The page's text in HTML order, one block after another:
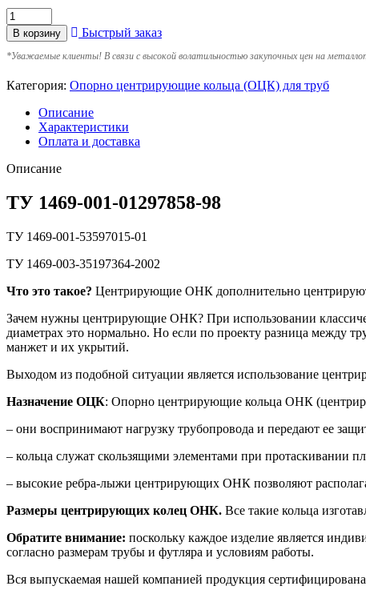
В корзину Быстрый заказ
*Уважаемые клиенты! В связи с высокой волатильностью закупочных цен на
Категория: Опорно центрирующие кольца (ОЦК) для труб
Описание
Характеристики
Оплата и доставка
Описание
ТУ 1469-001-01297858-98
ТУ 1469-001-53597015-01
ТУ 1469-003-35197364-2002
Что это такое? Центрирующие ОНК дополнительно
Зачем нужны центрирующие ОНК? При использовании
диаметрах это нормально. Но если по проекту разница между
манжет и их укрытий.
Выходом из подобной ситуации является использование
Назначение ОЦК: Опорно центрирующие кольца ОНК
– они воспринимают нагрузку трубопровода и передают ее
– кольца служат скользящими элементами при протаскивании
– высокие ребра-лыжи центрирующих ОНК позволяют
Размеры центрирующих колец ОНК. Все такие кольца
Обратите внимание: поскольку каждое изделие является
согласно размерам трубы и футляра и условиям работы.
Вся выпускаемая нашей компанией продукция